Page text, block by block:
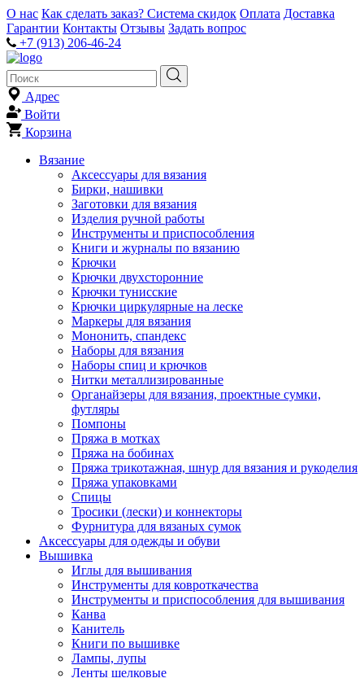
О нас Как сделать заказ? Система скидок Оплата Доставка
Гарантии Контакты Отзывы Задать вопрос
+7 (913) 206-46-24
Адрес
Войти
Корзина
Вязание
Аксессуары для вязания
Бирки, нашивки
Заготовки для вязания
Изделия ручной работы
Инструменты и приспособления
Книги и журналы по вязанию
Крючки
Крючки двухсторонние
Крючки тунисские
Крючки циркулярные на леске
Маркеры для вязания
Мононить, спандекс
Наборы для вязания
Наборы спиц и крючков
Нитки металлизированные
Органайзеры для вязания, проектные сумки,
футляры
Помпоны
Пряжа в мотках
Пряжа на бобинах
Пряжа трикотажная, шнур для вязания и рукоделия
Пряжа упаковками
Спицы
Тросики (лески) и коннекторы
Фурнитура для вязаных сумок
Аксессуары для одежды и обуви
Вышивка
Иглы для вышивания
Инструменты для ковроткачества
Инструменты и приспособления для вышивания
Канва
Канитель
Книги по вышивке
Лампы, лупы
Ленты шелковые